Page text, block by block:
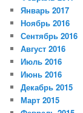
Январь 2017
Ноябрь 2016
Сентябрь 2016
Август 2016
Июль 2016
Июнь 2016
Декабрь 2015
Март 2015